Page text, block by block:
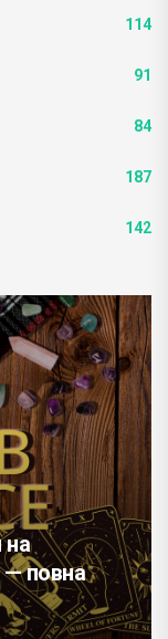
114
91
84
187
142
на
— повна